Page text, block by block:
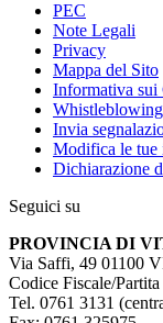
PEC
Note Legali
Privacy
Mappa del Sito
Informativa sui
Whistleblowing
Invia
Modifica le tue
Dichiarazione
Seguici su
PROVINCIA DI
Via Saffi, 49 01100
Codice Fiscale/
Tel. 0761 3131